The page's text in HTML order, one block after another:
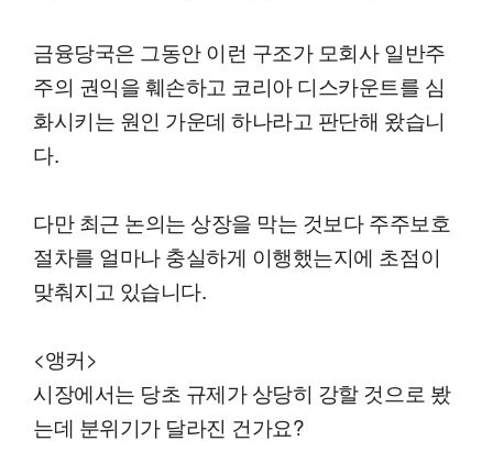
금융당국은 그동안 이런 구조가 모회사 일반주
주의 권익을 훼손하고 코리아 디스카운트를 심
화시키는 원인 가운데 하나라고 판단해 왔습니
다.
다만 최근 논의는 상장을 막는 것보다 주주보호
절차를 얼마나 충실하게 이행했는지에 초점이
맞춰지고 있습니다.
<앵커>
시장에서는 당초 규제가 상당히 강할 것으로 봤
는데 분위기가 달라진 건가요?